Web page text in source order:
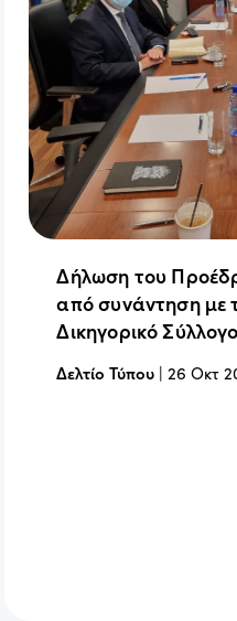
Δήλωση του
από συνάντηση με
Δικηγορικό Σύλλογο
Δελτίο Τύπου |26 Οκτ